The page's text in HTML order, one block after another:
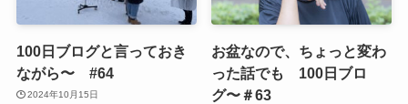
100日ブログと言っておき
ながら〜 #64
2024年10月15日
お盆なので、ちょっと変わ
った話でも 100日ブロ
グ〜＃63